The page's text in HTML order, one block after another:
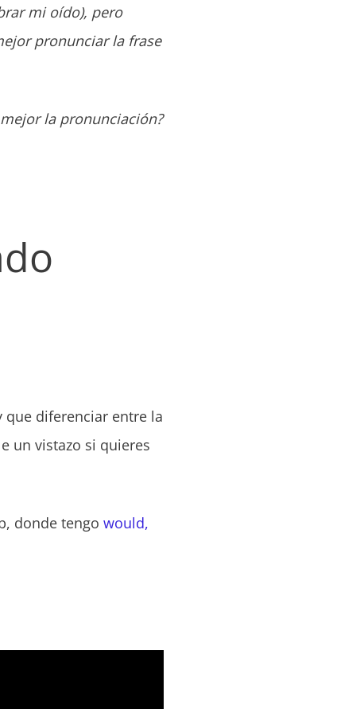
mi oído), pero
pronunciar la frase
la pronunciación?
que diferenciar entre la
un vistazo si quieres
donde tengo would,